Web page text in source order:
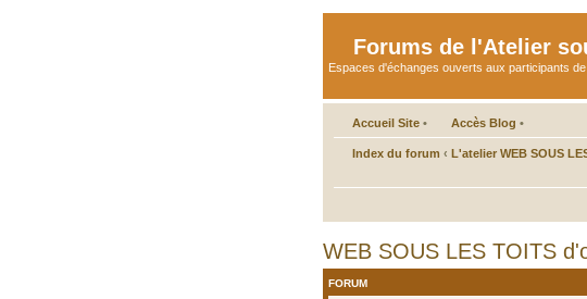
Forums de l'Atelier
Espaces d'échanges ouverts aux participants
Accueil Site • Accès Blog •
Index du forum ‹ L'atelier WEB SOUS
WEB SOUS LES TOITS
FORUM